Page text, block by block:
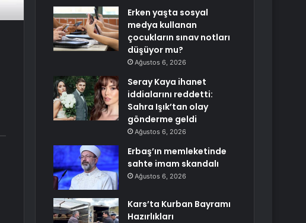
Erken yaşta sosyal
medya kullanan
çocukların sınav notları
düşüyor mu?
Ağustos 6, 2026
Seray Kaya ihanet
iddialarını reddetti:
Sahra Işık’tan olay
gönderme geldi
Ağustos 6, 2026
Erbaş’ın memleketinde
sahte imam skandalı
Ağustos 6, 2026
Kars’ta Kurban Bayramı
Hazırlıkları